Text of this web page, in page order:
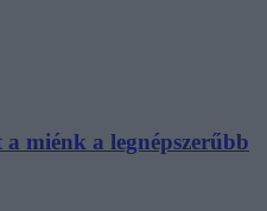
miénk a legnépszerűbb